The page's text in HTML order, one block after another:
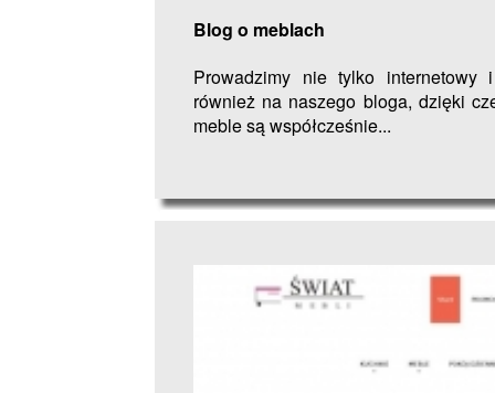
Blog o meblach
Prowadzimy nie tylko internetowy
również na naszego bloga, dzięki
meble są współcześnie...